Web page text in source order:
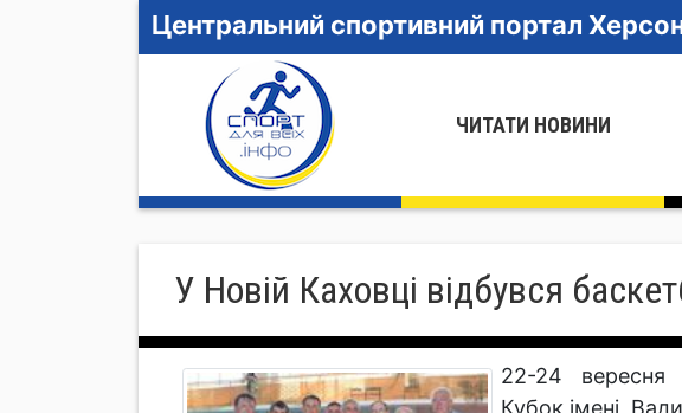
Центральний спортивний портал
ЧИТАТИ НОВИНИ
У Новій Каховці відбувся
22-24 вересня у
Кубок імені